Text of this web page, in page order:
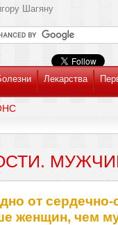
Шагяну
Лекарства
от
женщин, чем